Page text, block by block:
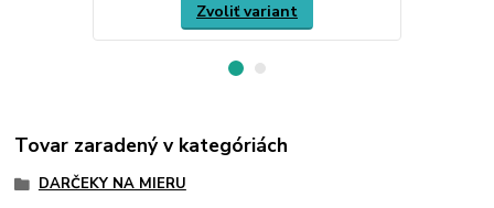
Zvoliť variant
Tovar zaradený v kategóriách
DARČEKY NA MIERU